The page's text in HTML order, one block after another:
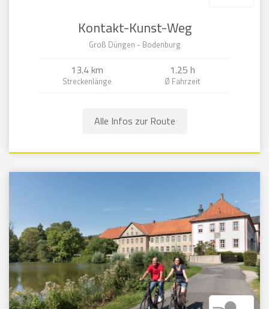
Kontakt-Kunst-Weg
Groß Düngen - Bodenburg
13.4 km 1.25 h
Alle Infos zur Route